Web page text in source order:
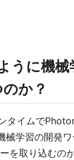
うに機械
か？
タイムで
械学習の開発
を取り込むの